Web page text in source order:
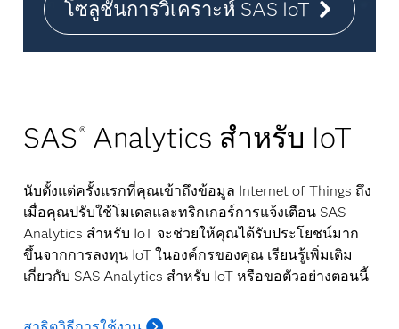
โซลูชันการวิเคราะห์ SAS IoT
SAS ® Analytics สำหรับ IoT
นับตั้งแต่ครั้งแรกที่คุณเข้าถึงข้อมูล Internet of Things ถึง
เมื่อคุณปรับใช้โมเดลและทริกเกอร์การแจ้งเตือน SAS
Analytics สำหรับ IoT จะช่วยให้คุณได้รับประโยชน์มาก
ขึ้นจากการลงทุน IoT ในองค์กรของคุณ เรียนรู้เพิ่มเติม
เกี่ยวกับ SAS Analytics สำหรับ IoT หรือขอตัวอย่างตอนนี้